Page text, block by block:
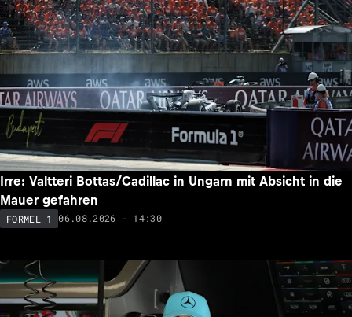
Irre: Valtteri Bottas/Cadillac in Ungarn mit Absicht in die
Mauer gefahren
FORMEL 1 06.08.2026 - 14:30